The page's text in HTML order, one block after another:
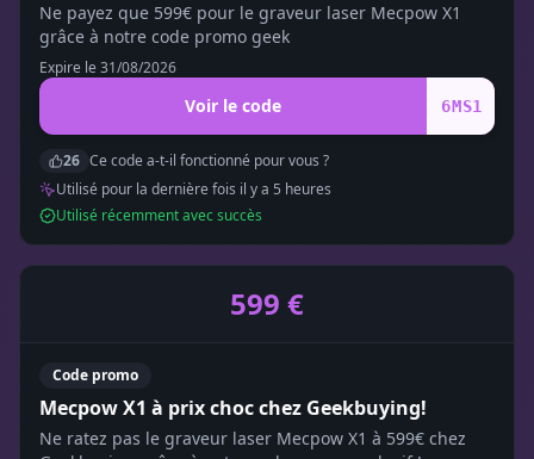
Ne payez que 599€ pour le graveur laser Mecpow X1
grâce à notre code promo geek
Expire le 31/08/2026
Voir le code 6MS1
26 Ce code a-t-il fonctionné pour vous ?
Utilisé pour la dernière fois il y a 5 heures
Utilisé récemment avec succès
599 €
Code promo
Mecpow X1 à prix choc chez Geekbuying!
Ne ratez pas le graveur laser Mecpow X1 à 599€ chez